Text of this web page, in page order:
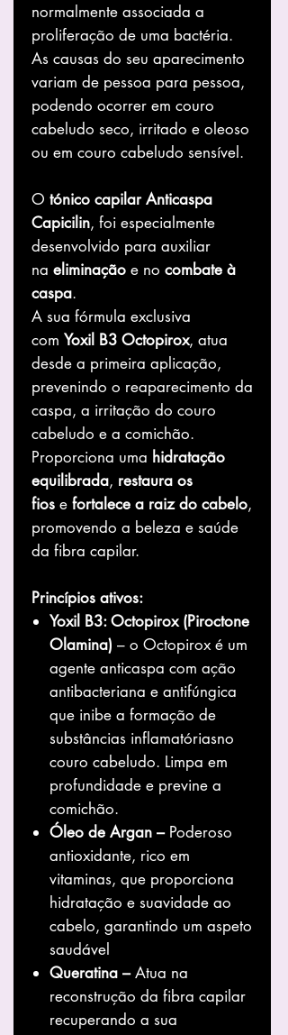
normalmente associada a
proliferação de uma bactéria.
As causas do seu aparecimento
variam de pessoa para pessoa,
podendo ocorrer em couro
cabeludo seco, irritado e oleoso
ou em couro cabeludo sensível.
O tónico capilar Anticaspa
Capicilin, foi especialmente
desenvolvido para auxiliar
na eliminação e no combate à
caspa.
A sua fórmula exclusiva
com Yoxil B3 Octopirox, atua
desde a primeira aplicação,
prevenindo o reaparecimento da
caspa, a irritação do couro
cabeludo e a comichão.
Proporciona uma hidratação
equilibrada, restaura os
fios e fortalece a raiz do cabelo,
promovendo a beleza e saúde
da fibra capilar.
Princípios ativos:
Yoxil B3: Octopirox (Piroctone
Olamina) – o Octopirox é um
agente anticaspa com ação
antibacteriana e antifúngica
que inibe a formação de
substâncias inflamatóriasno
couro cabeludo. Limpa em
profundidade e previne a
comichão.
Óleo de Argan – Poderoso
antioxidante, rico em
vitaminas, que proporciona
hidratação e suavidade ao
cabelo, garantindo um aspeto
saudável
Queratina –Atua na
reconstrução da fibra capilar
recuperando a sua